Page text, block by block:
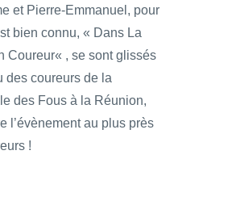
et Pierre-Emmanuel, pour
bien connu, « Dans La
Coureur« , se sont glissés
des coureurs de la
des Fous à la Réunion,
l’évènement au plus près
!